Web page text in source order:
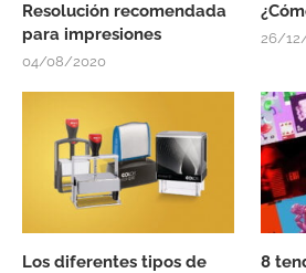
Resolución recomendada
para impresiones
04/08/2020
26/
Los diferentes tipos de
8